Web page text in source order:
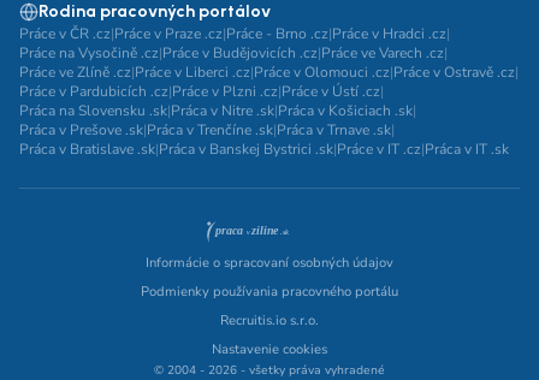
Rodina pracovných portálov
Práce v ČR .cz|Práce v Praze .cz|Práce - Brno .cz|Práce v Hradci .cz|
Práce na Vysočině .cz|Práce v Budějovicích .cz|Práce ve Varech .cz|
Práce ve Zlíně .cz|Práce v Liberci .cz|Práce v Olomouci .cz|Práce v Ostravě .cz|
Práce v Pardubicích .cz|Práce v Plzni .cz|Práce v Ústí .cz|
Práca na Slovensku .sk|Práca v Nitre .sk|Práca v Košiciach .sk|
Práca v Prešove .sk|Práca v Trenčíne .sk|Práca v Trnave .sk|
Práca v Bratislave .sk|Práca v Banskej Bystrici .sk|Práce v IT .cz|Práca v IT .sk
Informácie o spracovaní osobných údajov
Podmienky používania pracovného portálu
Recruitis.io s.r.o.
Nastavenie cookies
© 2004 - 2026 - všetky práva vyhradené